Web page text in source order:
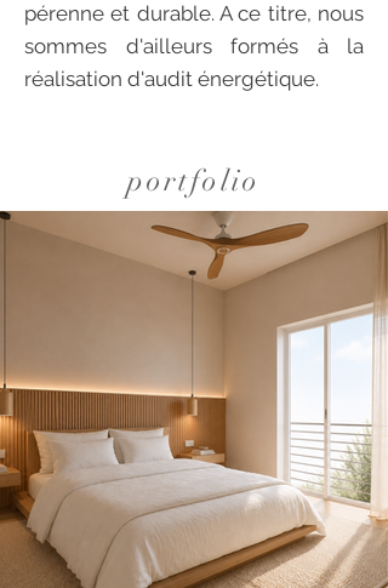
pérenne et durable. A ce titre, nous
sommes d'ailleurs formés à la
réalisation d'audit énergétique.
portfolio